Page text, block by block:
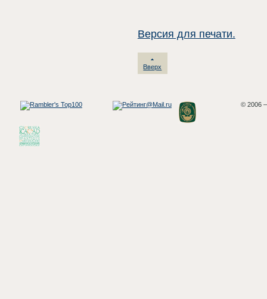
Версия для печати.
Вверх
© 2006